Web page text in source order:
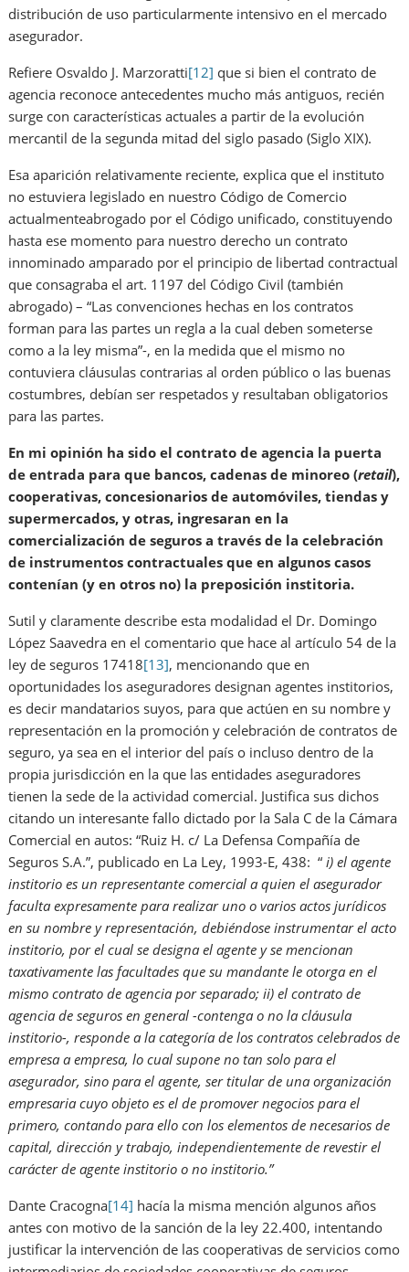
distribución de uso particularmente intensivo en el mercado
asegurador.
Refiere Osvaldo J. Marzoratti[12] que si bien el contrato de
agencia reconoce antecedentes mucho más antiguos, recién
surge con características actuales a partir de la evolución
mercantil de la segunda mitad del siglo pasado (Siglo XIX).
Esa aparición relativamente reciente, explica que el instituto
no estuviera legislado en nuestro Código de Comercio
actualmenteabrogado por el Código unificado, constituyendo
hasta ese momento para nuestro derecho un contrato
innominado amparado por el principio de libertad contractual
que consagraba el art. 1197 del Código Civil (también
abrogado) – “Las convenciones hechas en los contratos
forman para las partes un regla a la cual deben someterse
como a la ley misma”-, en la medida que el mismo no
contuviera cláusulas contrarias al orden público o las buenas
costumbres, debían ser respetados y resultaban obligatorios
para las partes.
En mi opinión ha sido el contrato de agencia la puerta
de entrada para que bancos, cadenas de minoreo (retail),
cooperativas, concesionarios de automóviles, tiendas y
supermercados, y otras, ingresaran en la
comercialización de seguros a través de la celebración
de instrumentos contractuales que en algunos casos
contenían (y en otros no) la preposición institoria.
Sutil y claramente describe esta modalidad el Dr. Domingo
López Saavedra en el comentario que hace al artículo 54 de la
ley de seguros 17418[13], mencionando que en
oportunidades los aseguradores designan agentes institorios,
es decir mandatarios suyos, para que actúen en su nombre y
representación en la promoción y celebración de contratos de
seguro, ya sea en el interior del país o incluso dentro de la
propia jurisdicción en la que las entidades aseguradores
tienen la sede de la actividad comercial. Justifica sus dichos
citando un interesante fallo dictado por la Sala C de la Cámara
Comercial en autos: “Ruiz H. c/ La Defensa Compañía de
Seguros S.A.”, publicado en La Ley, 1993-E, 438: “ i) el agente
institorio es un representante comercial a quien el asegurador
faculta expresamente para realizar uno o varios actos jurídicos
en su nombre y representación, debiéndose instrumentar el acto
institorio, por el cual se designa el agente y se mencionan
taxativamente las facultades que su mandante le otorga en el
mismo contrato de agencia por separado; ii) el contrato de
agencia de seguros en general -contenga o no la cláusula
institorio-, responde a la categoría de los contratos celebrados de
empresa a empresa, lo cual supone no tan solo para el
asegurador, sino para el agente, ser titular de una organización
empresaria cuyo objeto es el de promover negocios para el
primero, contando para ello con los elementos de necesarios de
capital, dirección y trabajo, independientemente de revestir el
carácter de agente institorio o no institorio.”
Dante Cracogna[14] hacía la misma mención algunos años
antes con motivo de la sanción de la ley 22.400, intentando
justificar la intervención de las cooperativas de servicios como